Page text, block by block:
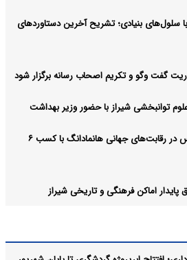
سلول‌های بنیادی؛ تشریح آخرین دستاوردهای
گفت وگو و تکریم اصحاب رسانه برگزار شود
توانبخشی شیراز با حضور وزیر بهداشت
درخشش بانوان تکواندوکار فارس در رقابت‌های جهانی هانمادانگ‌ با کسب ۶
اماکن فرهنگی و تاریخی شیراز